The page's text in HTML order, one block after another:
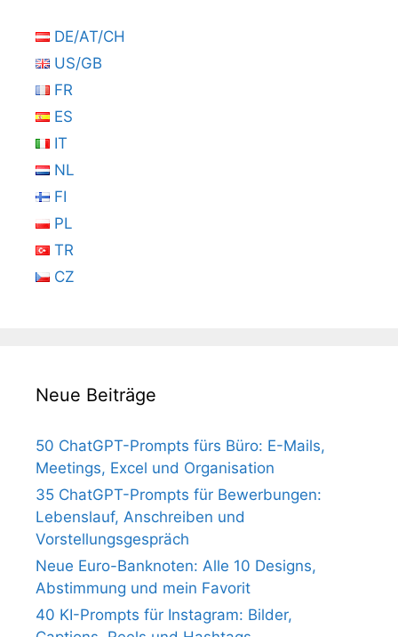
DE/AT/CH
US/GB
FR
ES
IT
NL
FI
PL
TR
CZ
Neue Beiträge
50 ChatGPT-Prompts fürs Büro: E-Mails,
Meetings, Excel und Organisation
35 ChatGPT-Prompts für Bewerbungen:
Lebenslauf, Anschreiben und
Vorstellungsgespräch
Neue Euro-Banknoten: Alle 10 Designs,
Abstimmung und mein Favorit
40 KI-Prompts für Instagram: Bilder,